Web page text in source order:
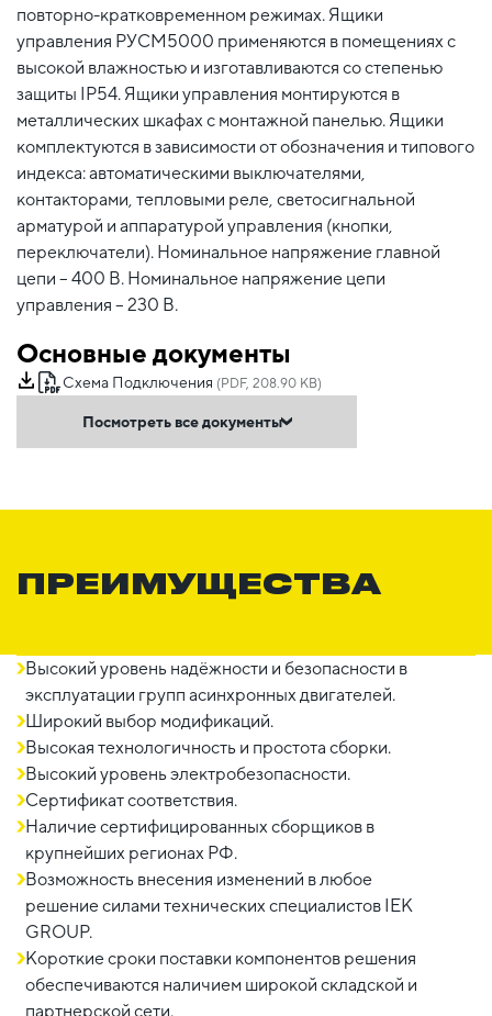
повторно-кратковременном режимах. Ящики
управления РУСМ5000 применяются в помещениях с
высокой влажностью и изготавливаются со степенью
защиты IP54. Ящики управления монтируются в
металлических шкафах с монтажной панелью. Ящики
комплектуются в зависимости от обозначения и типового
индекса: автоматическими выключателями,
контакторами, тепловыми реле, светосигнальной
арматурой и аппаратурой управления (кнопки,
переключатели). Номинальное напряжение главной
цепи – 400 В. Номинальное напряжение цепи
управления – 230 В.
Основные документы
Схема Подключения (PDF, 208.90 KB)
Посмотреть все документы
ПРЕИМУЩЕСТВА
Высокий уровень надёжности и безопасности в
эксплуатации групп асинхронных двигателей.
Широкий выбор модификаций.
Высокая технологичность и простота сборки.
Высокий уровень электробезопасности.
Сертификат соответствия.
Наличие сертифицированных сборщиков в
крупнейших регионах РФ.
Возможность внесения изменений в любое
решение силами технических специалистов IEK
GROUP.
Короткие сроки поставки компонентов решения
обеспечиваются наличием широкой складской и
партнерской сети.